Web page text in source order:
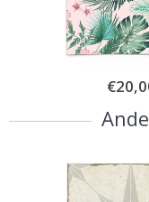
Special
Price